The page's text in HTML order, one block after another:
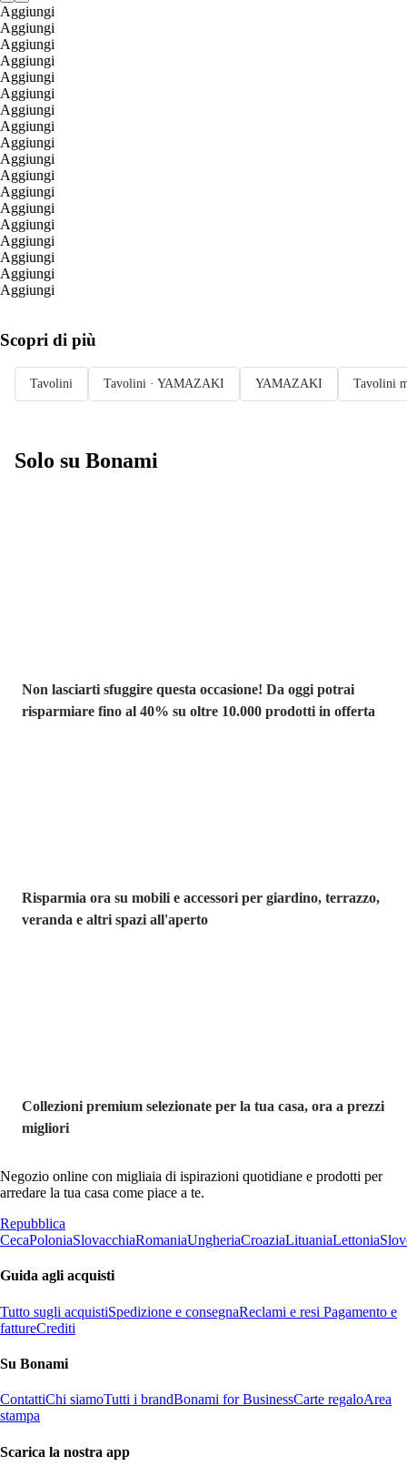
Aggiungi
Aggiungi
Aggiungi
Aggiungi
Aggiungi
Aggiungi
Aggiungi
Aggiungi
Aggiungi
Aggiungi
Aggiungi
Aggiungi
Aggiungi
Aggiungi
Aggiungi
Aggiungi
Aggiungi
Aggiungi
Scopri di più
Tavolini Tavolini · YAMAZAKI YAMAZAKI Tavolini
Solo su Bonami
Non lasciarti sfuggire questa occasione! Da oggi potrai
risparmiare fino al 40% su oltre 10.000 prodotti in offerta
Risparmia ora su mobili e accessori per giardino, terrazzo,
veranda e altri spazi all'aperto
Collezioni premium selezionate per la tua casa, ora a prezzi
migliori
Negozio online con migliaia di ispirazioni quotidiane e prodotti per
arredare la tua casa come piace a te.
Repubblica
CecaPoloniaSlovacchiaRomaniaUngheriaCroaziaLituaniaLettonia
Guida agli acquisti
Tutto sugli acquistiSpedizione e consegnaReclami e resi Pagamento e
fattureCrediti
Su Bonami
ContattiChi siamoTutti i brandBonami for BusinessCarte regaloArea
stampa
Scarica la nostra app